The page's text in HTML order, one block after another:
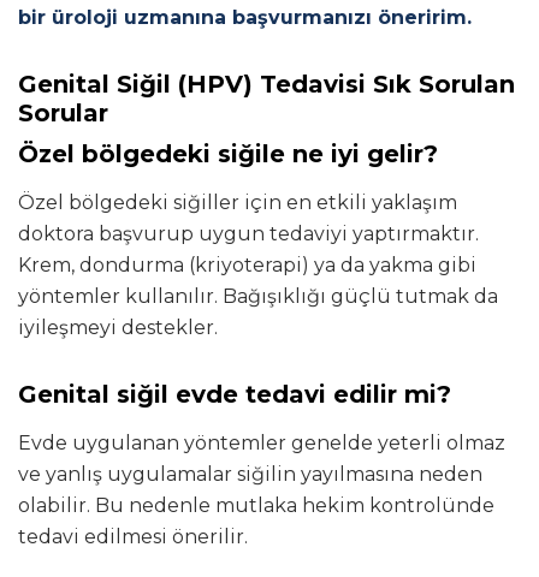
bir üroloji uzmanına başvurmanızı öneririm.
Genital Siğil (HPV) Tedavisi Sık Sorulan
Sorular
Özel bölgedeki siğile ne iyi gelir?
Özel bölgedeki siğiller için en etkili yaklaşım
doktora başvurup uygun tedaviyi yaptırmaktır.
Krem, dondurma (kriyoterapi) ya da yakma gibi
yöntemler kullanılır. Bağışıklığı güçlü tutmak da
iyileşmeyi destekler.
Genital siğil evde tedavi edilir mi?
Evde uygulanan yöntemler genelde yeterli olmaz
ve yanlış uygulamalar siğilin yayılmasına neden
olabilir. Bu nedenle mutlaka hekim kontrolünde
tedavi edilmesi önerilir.